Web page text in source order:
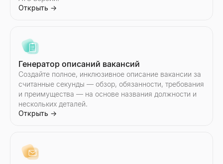
Сравните двух инфлюенсеров Instagram — уровень
Открыть
Сравните двух инфлюенсеров Twitter/X — уровень
Открыть
Lessie AI Усильте ваши email-кампании. Легко
Открыть
Список адресов электронной почты
Находите целевые списки email-адресов по отрасли и
Открыть
Введите домен — получите оценку сигналов покупки в
Открыть
Сканер сигналов найма
Введите название компании — узнайте, кого они
Открыть
Открыть →
Генератор описаний вакансий
Создайте полное, инклюзивное описание вакансии за
считанные секунды — обзор, обязанности, требования
и преимущества — на основе названия должности и
нескольких деталей.
Открыть →